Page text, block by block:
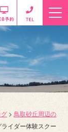
> 鳥取砂丘周辺の
イダー体験スクー